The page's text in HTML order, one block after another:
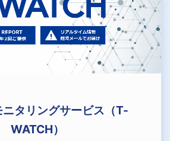
ニタリングサービス（T-
WATCH）